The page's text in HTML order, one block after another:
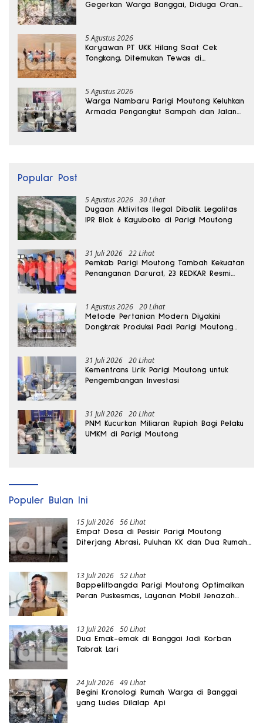
Gegerkan Warga Banggai, Diduga Orang
5 Agustus 2026
Karyawan PT UKK Hilang Saat Cek
Tongkang, Ditemukan Tewas di
5 Agustus 2026
Warga Nambaru Parigi Moutong Keluhkan
Armada Pengangkut Sampah dan Jalan
Popular Post
5 Agustus 2026 30 Lihat
Dugaan Aktivitas Ilegal Dibalik Legalitas
IPR Blok 6 Kayuboko di Parigi Moutong
31 Juli 2026 22 Lihat
Pemkab Parigi Moutong Tambah Kekuatan
Penanganan Darurat, 23 REDKAR Resmi
1 Agustus 2026 20 Lihat
Metode Pertanian Modern Diyakini
Dongkrak Produksi Padi Parigi Moutong
31 Juli 2026 20 Lihat
Kementrans Lirik Parigi Moutong untuk
Pengembangan Investasi
31 Juli 2026 20 Lihat
PNM Kucurkan Miliaran Rupiah Bagi Pelaku
UMKM di Parigi Moutong
Populer Bulan Ini
15 Juli 2026 56 Lihat
Empat Desa di Pesisir Parigi Moutong
Diterjang Abrasi, Puluhan KK dan Dua Rumah
13 Juli 2026 52 Lihat
Bappelitbangda Parigi Moutong Optimalkan
Peran Puskesmas, Layanan Mobil Jenazah
13 Juli 2026 50 Lihat
Dua Emak-emak di Banggai Jadi Korban
Tabrak Lari
24 Juli 2026 49 Lihat
Begini Kronologi Rumah Warga di Banggai
yang Ludes Dilalap Api